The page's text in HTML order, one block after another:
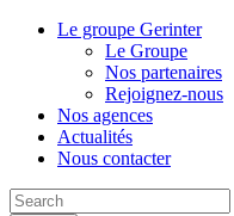
Skip
Le groupe Gerinter
Le Groupe
Nos partenaires
Rejoignez-nous
Nos agences
Actualités
Nous contacter